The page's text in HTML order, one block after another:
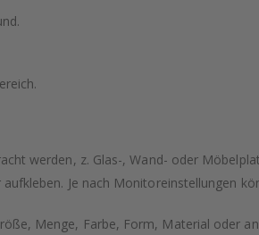
werden, z. Glas-, Wand- oder
Je nach Monitoreinstellungen
Menge, Farbe, Form, Material oder